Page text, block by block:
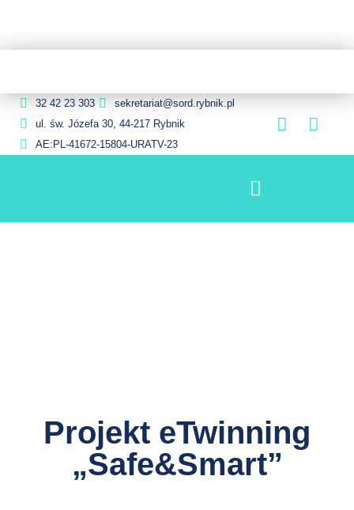
32 42 23 303
sekretariat@sord.rybnik.pl
ul. św. Józefa 30, 44-217 Rybnik
AE:PL-41672-15804-URATV-23
Projekt eTwinning
„Safe&Smart”